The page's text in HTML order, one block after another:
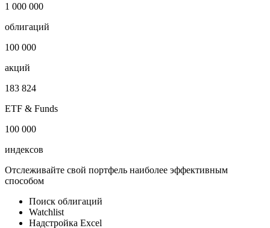
1 000 000
облигаций
100 000
акций
183 824
ETF & Funds
100 000
индексов
Отслеживайте свой портфель наиболее эффективным
способом
Поиск облигаций
Watchlist
Надстройка Excel